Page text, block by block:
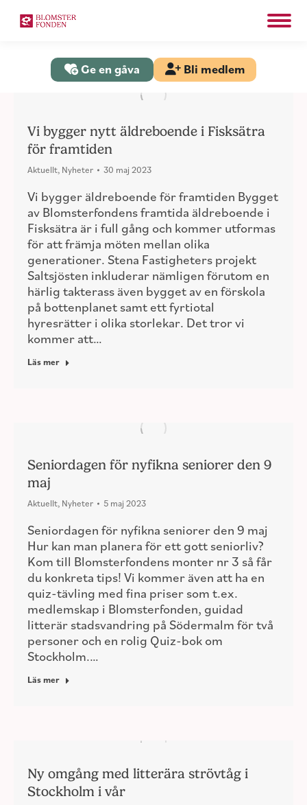
Ge en gåva Bli medlem
Vi bygger nytt äldreboende i Fisksätra
för framtiden
Aktuellt, Nyheter 30 maj 2023
Vi bygger äldreboende för framtiden Bygget
av Blomsterfondens framtida äldreboende i
Fisksätra är i full gång och kommer utformas
för att främja möten mellan olika
generationer. Stena Fastigheters projekt
Saltsjösten inkluderar nämligen förutom en
härlig takterass även bygget av en förskola
på bottenplanet samt ett fyrtiotal
hyresrätter i olika storlekar. Det tror vi
kommer att…
Läs mer
Seniordagen för nyfikna seniorer den 9
maj
Aktuellt, Nyheter 5 maj 2023
Seniordagen för nyfikna seniorer den 9 maj
Hur kan man planera för ett gott seniorliv?
Kom till Blomsterfondens monter nr 3 så får
du konkreta tips! Vi kommer även att ha en
quiz-tävling med fina priser som t.ex.
medlemskap i Blomsterfonden, guidad
litterär stadsvandring på Södermalm för två
personer och en rolig Quiz-bok om
Stockholm.…
Läs mer
Ny omgång med litterära strövtåg i
Stockholm i vår